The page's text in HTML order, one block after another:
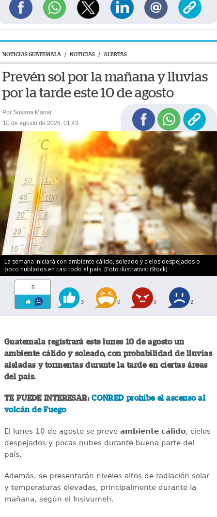
NOTICIAS GUATEMALA / NOTICIAS / ALERTAS
Prevén sol por la mañana y lluvias
por la tarde este 10 de agosto
Por Susana Manai
10 de agosto de 2026, 01:43
La semana iniciará con ambiente cálido, soleado y cielos despejados o
poco nublados en casi todo el país. (Foto ilustrativa: iStock)
5
3 0 0 2
Guatemala registrará este lunes 10 de agosto un
ambiente cálido y soleado, con probabilidad de lluvias
aisladas y tormentas durante la tarde en ciertas áreas
del país.
TE PUEDE INTERESAR:CONRED prohíbe el ascenso al
volcán de Fuego
El lunes 10 de agosto se prevé ambiente cálido, cielos
despejados y pocas nubes durante buena parte del
país.
Además, se presentarán niveles altos de radiación solar
y temperaturas elevadas, principalmente durante la
mañana, según el Insivumeh.